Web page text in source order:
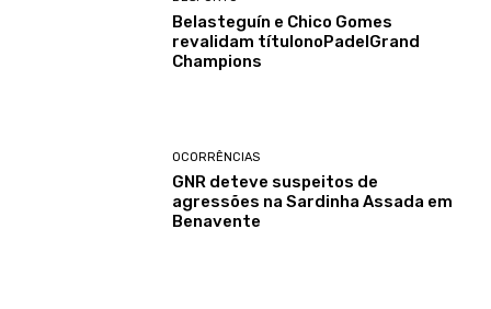
Belasteguín e Chico Gomes
revalidam títulonoPadelGrand
Champions
OCORRÊNCIAS
GNR deteve suspeitos de
agressões na Sardinha Assada em
Benavente